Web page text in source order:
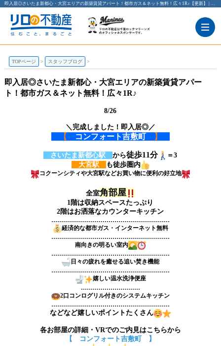
即入居◎さいたま新都心・大宮エリアの新築賃貸アパート！都市ガス＆ネット無料！広々1R♪【更新】 | 大宮の賃貸のことならリロの賃貸 レックス大興
TOPページ スタッフブログ
即入居◎さいたま新都心・大宮エリアの新築賃貸アパー
ト！都市ガス＆ネット無料！広々1R♪
8/26
＼完成しました！即入居◎／
【 コンフォート吉敷町 】
さいたま新都心駅から徒歩11分
＝3
大宮駅
も徒歩圏内
コクーンシティや大宮駅などお買い物に便利の好立地
全室角部屋
1階は収納スペースたっぷり
2階はお洒落なカウンターキッチン
……………………………………………………
経済的な都市ガス・インターネット無料
……………………………………………………
南向きの明るい室内
……………………………………………………
日々の疲れを癒せる追い焚き機能
……………………………………………………
嬉しい温水洗浄便座
…………………………
2口コンログリル付きのシステムキッチン
……………………………………………………
などなど嬉しいポイントたくさん
各お部屋の詳細・VRでのご内見はこちらから
【 コンフォート吉敷町 】